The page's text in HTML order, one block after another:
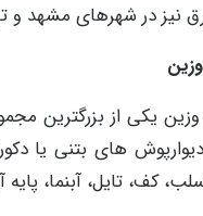
نیز در شهرهای مشهد و
یکی از بزرگترین
های بتنی یا
کف، تایل، آبنما، پایه